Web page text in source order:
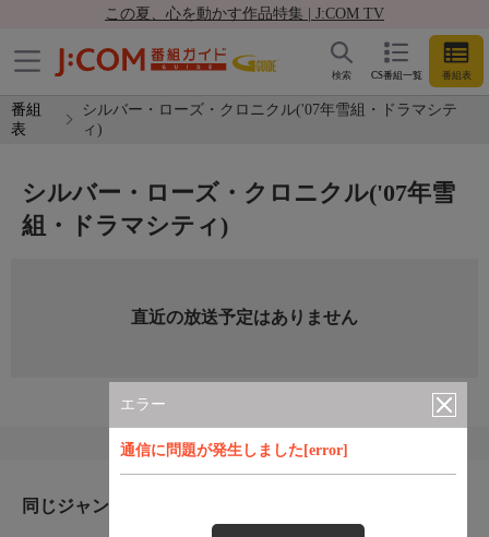
この夏、心を動かす作品特集 | J:COM TV
CS番組一覧 番組表
検索
番組
表
シルバー・ローズ・クロニクル('07年雪組・ドラマシテ
ィ)
エラー
通信に問題が発生しました[error]
シルバー・ローズ・クロニクル('07年雪
組・ドラマシティ)
直近の放送予定はありません
同じジャンルのおすすめ番組